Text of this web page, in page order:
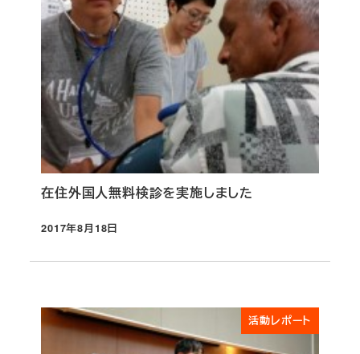
在住外国人無料検診を実施しました
投稿日
2017年8月18日
活動レポート